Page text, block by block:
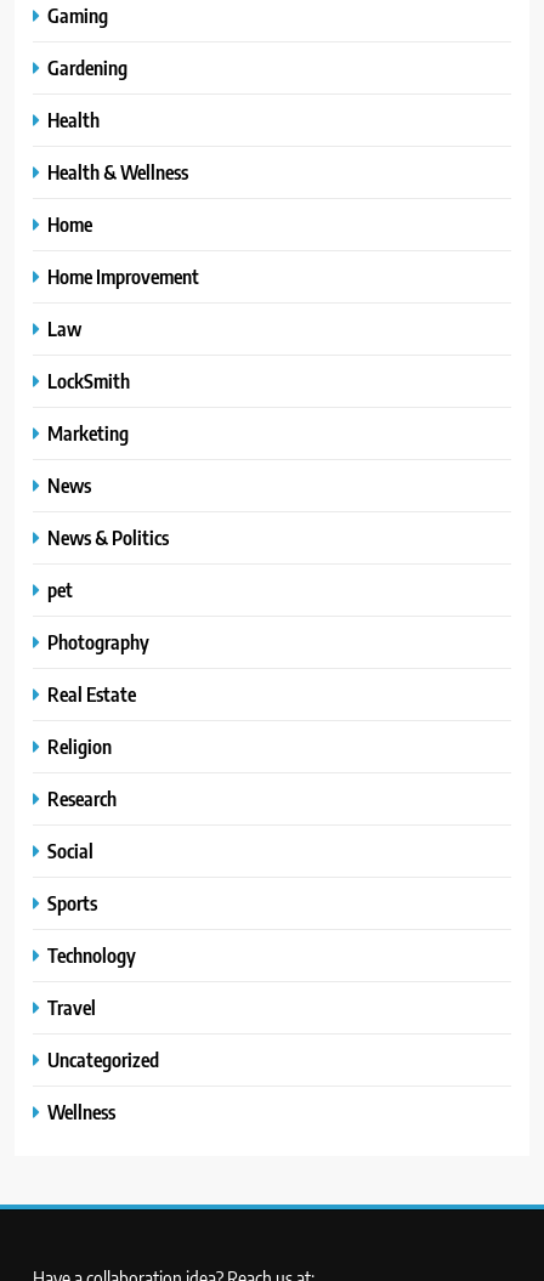
Gaming
Gardening
Health
Health & Wellness
Home
Home Improvement
Law
LockSmith
Marketing
News
News & Politics
pet
Photography
Real Estate
Religion
Research
Social
Sports
Technology
Travel
Uncategorized
Wellness